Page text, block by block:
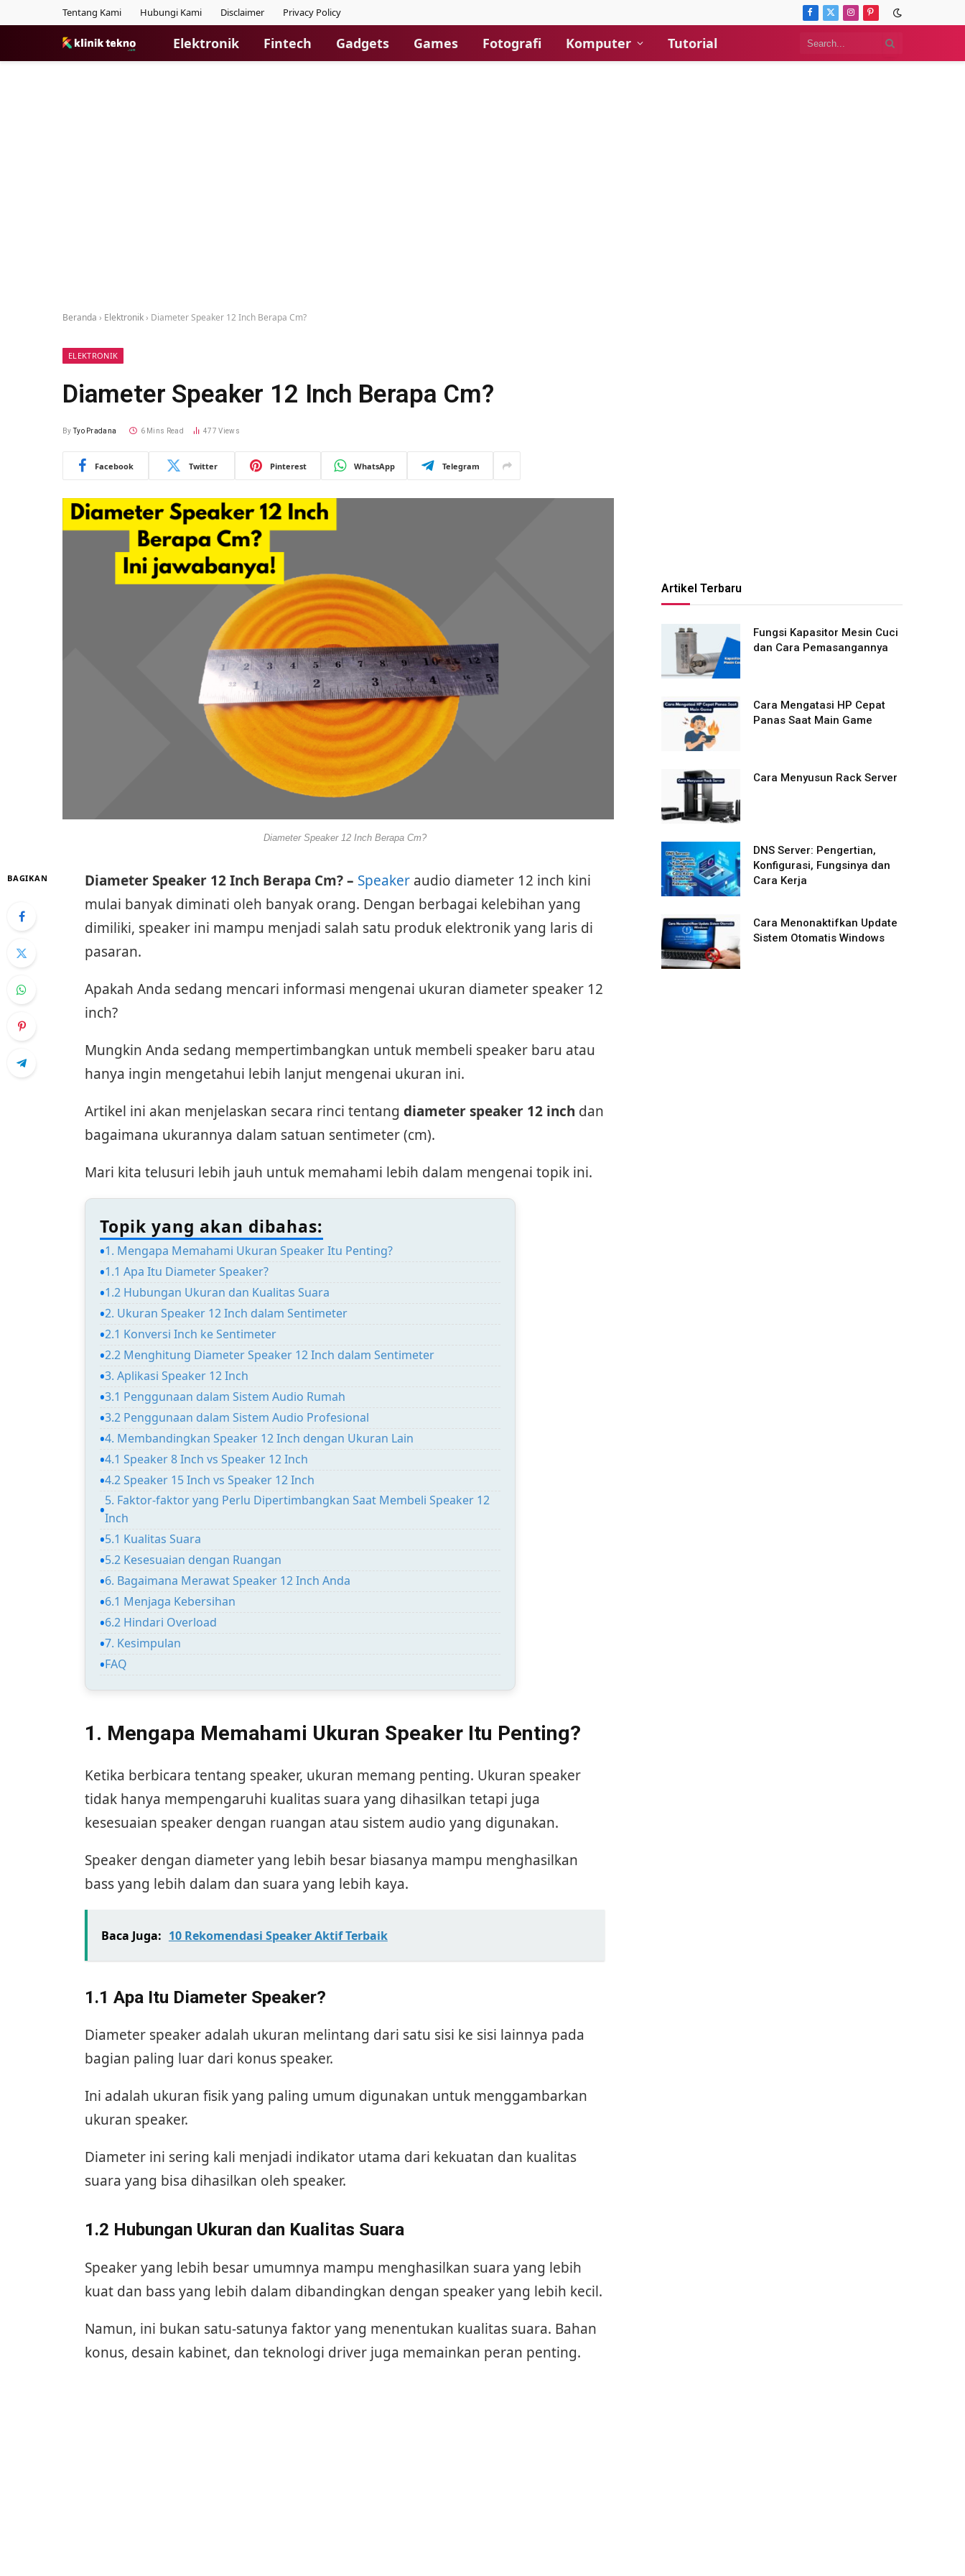
Tentang Kami Hubungi Kami Disclaimer Privacy Policy Facebook
X
Instagram
Pinterest
Elektronik Fintech Gadgets Games Fotografi Komputer Tutorial
Beranda › Elektronik › Diameter Speaker 12 Inch Berapa Cm?
ELEKTRONIK
Diameter Speaker 12 Inch Berapa Cm?
By Tyo Pradana 6 Mins Read 477Views
Facebook Twitter Pinterest WhatsApp Telegram
Diameter Speaker 12 Inch Berapa Cm?
BAGIKAN Diameter Speaker 12 Inch Berapa Cm? – Speakeraudio diameter 12 inch kini
mulai banyak diminati oleh banyak orang. Dengan berbagai kelebihan yang
dimiliki, speaker ini mampu menjadi salah satu produk elektronik yang laris di
pasaran.
Apakah Anda sedang mencari informasi mengenai ukuran diameter speaker 12
inch?
Mungkin Anda sedang mempertimbangkan untuk membeli speaker baru atau
hanya ingin mengetahui lebih lanjut mengenai ukuran ini.
Artikel ini akan menjelaskan secara rinci tentang diameter speaker 12 inch dan
bagaimana ukurannya dalam satuan sentimeter (cm).
Mari kita telusuri lebih jauh untuk memahami lebih dalam mengenai topik ini.
Topik yang akan dibahas:
1. Mengapa Memahami Ukuran Speaker Itu Penting?
1.1 Apa Itu Diameter Speaker?
1.2 Hubungan Ukuran dan Kualitas Suara
2. Ukuran Speaker 12 Inch dalam Sentimeter
2.1 Konversi Inch ke Sentimeter
2.2 Menghitung Diameter Speaker 12 Inch dalam Sentimeter
3. Aplikasi Speaker 12 Inch
3.1 Penggunaan dalam Sistem Audio Rumah
3.2 Penggunaan dalam Sistem Audio Profesional
4. Membandingkan Speaker 12 Inch dengan Ukuran Lain
4.1 Speaker 8 Inch vs Speaker 12 Inch
4.2 Speaker 15 Inch vs Speaker 12 Inch
5. Faktor-faktor yang Perlu Dipertimbangkan Saat Membeli Speaker 12
Inch
5.1 Kualitas Suara
5.2 Kesesuaian dengan Ruangan
6. Bagaimana Merawat Speaker 12 Inch Anda
6.1 Menjaga Kebersihan
6.2 Hindari Overload
7. Kesimpulan
FAQ
1. Mengapa Memahami Ukuran Speaker Itu Penting?
Ketika berbicara tentang speaker, ukuran memang penting. Ukuran speaker
tidak hanya mempengaruhi kualitas suara yang dihasilkan tetapi juga
kesesuaian speaker dengan ruangan atau sistem audio yang digunakan.
Speaker dengan diameter yang lebih besar biasanya mampu menghasilkan
bass yang lebih dalam dan suara yang lebih kaya.
Baca Juga: 10 Rekomendasi Speaker Aktif Terbaik
1.1 Apa Itu Diameter Speaker?
Diameter speaker adalah ukuran melintang dari satu sisi ke sisi lainnya pada
bagian paling luar dari konus speaker.
Ini adalah ukuran fisik yang paling umum digunakan untuk menggambarkan
ukuran speaker.
Diameter ini sering kali menjadi indikator utama dari kekuatan dan kualitas
suara yang bisa dihasilkan oleh speaker.
1.2 Hubungan Ukuran dan Kualitas Suara
Speaker yang lebih besar umumnya mampu menghasilkan suara yang lebih
kuat dan bass yang lebih dalam dibandingkan dengan speaker yang lebih kecil.
Namun, ini bukan satu-satunya faktor yang menentukan kualitas suara. Bahan
konus, desain kabinet, dan teknologi driver juga memainkan peran penting.
Artikel Terbaru
Fungsi Kapasitor Mesin Cuci
dan Cara Pemasangannya
Cara Mengatasi HP Cepat
Panas Saat Main Game
Cara Menyusun Rack Server
DNS Server: Pengertian,
Konfigurasi, Fungsinya dan
Cara Kerja
Cara Menonaktifkan Update
Sistem Otomatis Windows